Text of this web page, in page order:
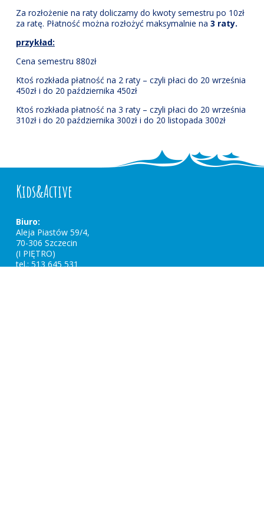
Za rozłożenie na raty doliczamy do kwoty semestru po 10zł
za ratę. Płatność można rozłożyć maksymalnie na 3 raty.
przykład:
Cena semestru 880zł
Ktoś rozkłada płatność na 2 raty – czyli płaci do 20 września
450zł i do 20 października 450zł
Ktoś rozkłada płatność na 3 raty – czyli płaci do 20 września
310zł i do 20 października 300zł i do 20 listopada 300zł
Kids&Active
Biuro:
Aleja Piastów 59/4,
70-306 Szczecin
(I PIĘTRO)
tel.: 513 645 531